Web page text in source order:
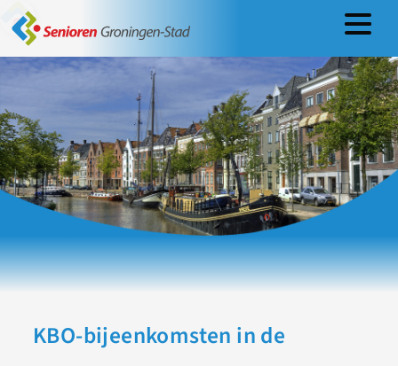
Lezing Antiquair
KBO-bijeenkomsten in de